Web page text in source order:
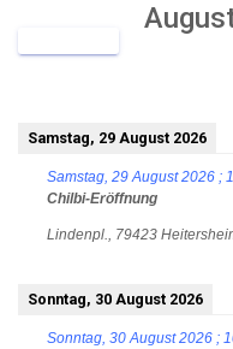
Samstag, 29 August 2026
Samstag, 29 August 2026 ;
Chilbi-Eröffnung
Lindenpl., 79423
Sonntag, 30 August 2026
Sonntag, 30 August 2026 ;